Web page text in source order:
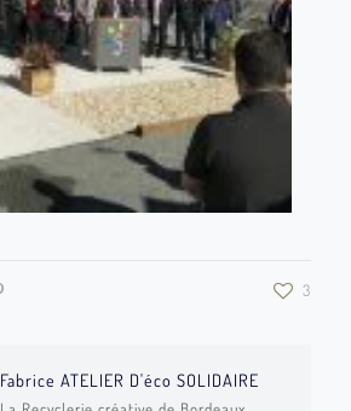
3
Fabrice ATELIER D'éco SOLIDAIRE